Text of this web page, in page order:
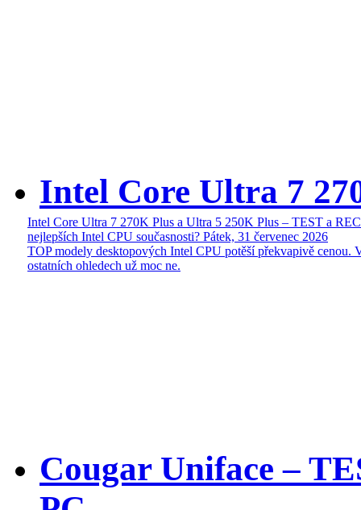
Intel Core Ultra 7
Intel Core Ultra 7 270K Plus a Ultra 5 250K Plus – TEST a
nejlepších Intel CPU současnosti? Pátek, 31 červenec 2026
TOP modely desktopových Intel CPU potěší překvapivě cenou.
ostatních ohledech už moc ne.
Cougar Uniface –